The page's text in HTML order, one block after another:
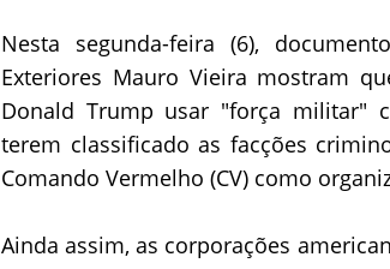
Nesta segunda-feira (6),
Exteriores Mauro Vieira mostram
Donald Trump usar "força militar"
terem classificado as facções
Comando Vermelho (CV) como
Ainda assim, as corporações